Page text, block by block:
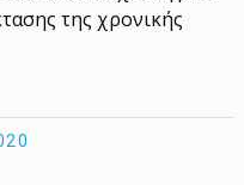
της χρονικής